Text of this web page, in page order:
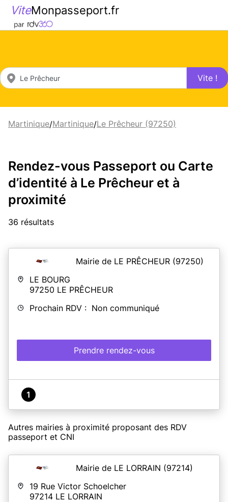
ViteMonpasseport.fr
Vite !
Martinique/Martinique/Le Prêcheur (97250)
Rendez-vous Passeport ou Carte
d’identité à Le Prêcheur et à
proximité
36 résultats
Mairie de LE PRÊCHEUR (97250)
LE BOURG
97250 LE PRÊCHEUR
Prochain RDV : Non communiqué
Prendre rendez-vous
1
Autres mairies à proximité proposant des RDV
passeport et CNI
Mairie de LE LORRAIN (97214)
19 Rue Victor Schoelcher
97214 LE LORRAIN